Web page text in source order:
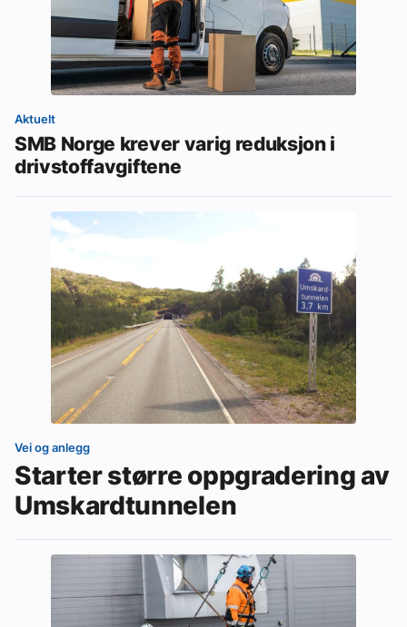
Aktuelt
SMB Norge krever varig reduksjon i
drivstoffavgiftene
Vei og anlegg
Starter større oppgradering av
Umskardtunnelen